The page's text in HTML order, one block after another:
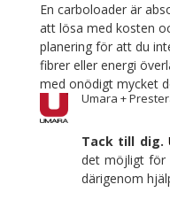
En carboloader är
att lösa med kosten
planering för att du
fibrer eller energi
med onödigt mycket
Umara +
Tack till dig.
det möjligt för
därigenom